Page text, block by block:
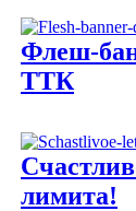
Флеш-
ТТК
лимита!